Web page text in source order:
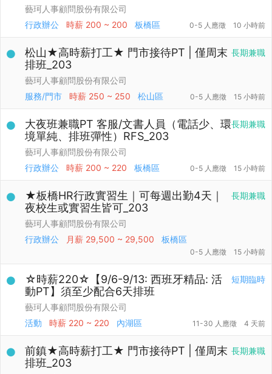
藝珂人事顧問股份有限公司
行政辦公
時薪 200 ~ 200 板橋區 0-5 人應徵 10 小時前
長期兼職
松山★高時薪打工★ 門市接待PT | 僅周末
排班_203
藝珂人事顧問股份有限公司
服務/門市
時薪 250 ~ 250 松山區 0-5 人應徵 15 小時前
長期兼職
大夜班兼職PT 客服/文書人員（電話少、環
境單純、排班彈性）RFS_203
藝珂人事顧問股份有限公司
行政辦公
時薪 200 ~ 220 板橋區 0-5 人應徵 15 小時前
長期兼職
★板橋HR行政實習生｜可每週出勤4天｜
夜校生或實習生皆可_203
藝珂人事顧問股份有限公司
行政辦公
月薪 29,500 ~ 29,500 板橋區
0-5 人應徵 15 小時前
短期臨時
☆時薪220☆【9/6-9/13: 西班牙精品: 活
動PT】須至少配合6天排班
藝珂人事顧問股份有限公司
活動
時薪 220 ~ 220 內湖區 11-30 人應徵 4 天前
長期兼職
前鎮★高時薪打工★ 門市接待PT | 僅周末
排班_203